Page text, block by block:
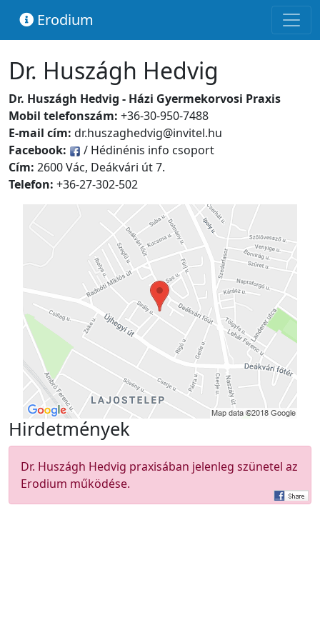
Erodium
Dr. Huszágh Hedvig
Dr. Huszágh Hedvig - Házi Gyermekorvosi Praxis
Mobil telefonszám: +36-30-950-7488
E-mail cím: dr.huszaghedvig@invitel.hu
Facebook:
/ Hédinénis info csoport
Cím: 2600 Vác, Deákvári út 7.
Telefon: +36-27-302-502
Hirdetmények
Dr. Huszágh Hedvig praxisában jelenleg szünetel az
Erodium működése.